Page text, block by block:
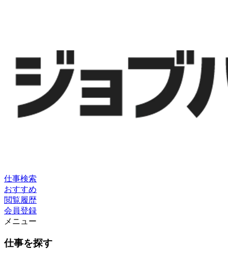
仕事検索
おすすめ
閲覧履歴
会員登録
メニュー
仕事を探す